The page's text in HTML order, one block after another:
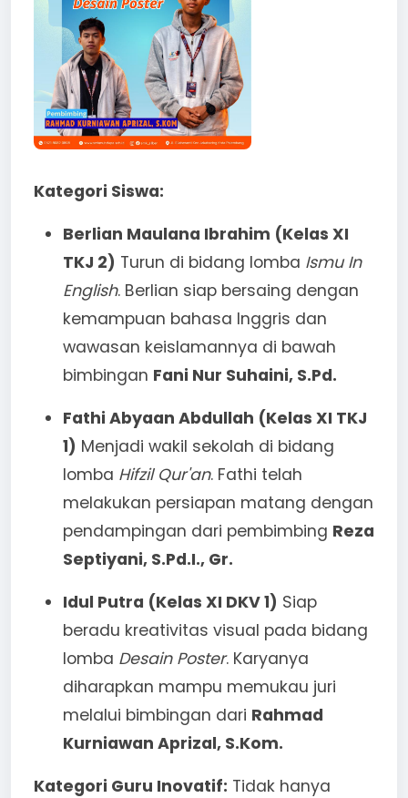
Kategori Siswa:
Berlian Maulana Ibrahim (Kelas XI
TKJ 2) Turun di bidang lomba Ismu In
English. Berlian siap bersaing dengan
kemampuan bahasa Inggris dan
wawasan keislamannya di bawah
bimbingan Fani Nur Suhaini, S.Pd.
Fathi Abyaan Abdullah (Kelas XI TKJ
1) Menjadi wakil sekolah di bidang
lomba Hifzil Qur'an. Fathi telah
melakukan persiapan matang dengan
pendampingan dari pembimbing Reza
Septiyani, S.Pd.I., Gr.
Idul Putra (Kelas XI DKV 1) Siap
beradu kreativitas visual pada bidang
lomba Desain Poster. Karyanya
diharapkan mampu memukau juri
melalui bimbingan dari Rahmad
Kurniawan Aprizal, S.Kom.
Kategori Guru Inovatif: Tidak hanya